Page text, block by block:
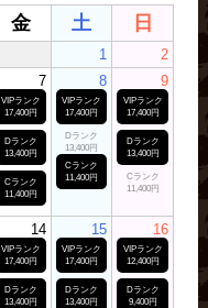
金 土 日
1
2
7
VIPランク
17,400円
Dランク
13,400円
Cランク
11,400円
8
VIPランク
17,400円
Dランク
13,400円
Cランク
11,400円
9
VIPランク
17,400円
Dランク
13,400円
Cランク
11,400円
14
VIPランク
17,400円
Dランク
13,400円
15
VIPランク
17,400円
Dランク
13,400円
16
VIPランク
12,400円
Dランク
9,400円